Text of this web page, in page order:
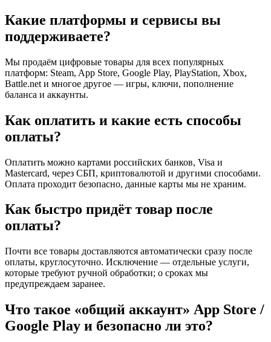
Какие платформы и сервисы вы
поддерживаете?
Мы продаём цифровые товары для всех популярных
платформ: Steam, App Store, Google Play, PlayStation, Xbox,
Battle.net и многое другое — игры, ключи, пополнение
баланса и аккаунты.
Как оплатить и какие есть способы
оплаты?
Оплатить можно картами российских банков, Visa и
Mastercard, через СБП, криптовалютой и другими способами.
Оплата проходит безопасно, данные карты мы не храним.
Как быстро придёт товар после
оплаты?
Почти все товары доставляются автоматически сразу после
оплаты, круглосуточно. Исключение — отдельные услуги,
которые требуют ручной обработки; о сроках мы
предупреждаем заранее.
Что такое «общий аккаунт» App Store /
Google Play и безопасно ли это?